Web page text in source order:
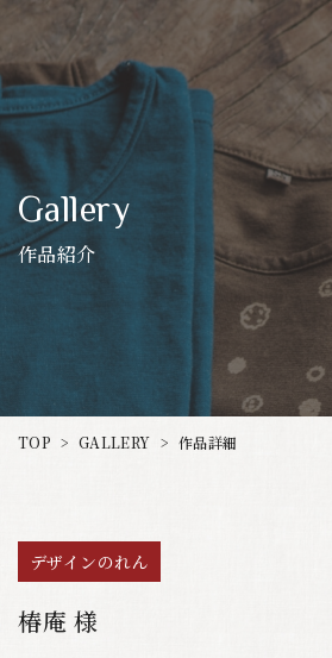
Gallery
作品紹介
TOP > GALLERY > 作品詳細
デザインのれん
椿庵 様